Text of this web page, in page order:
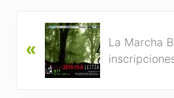
r
«
La Marcha